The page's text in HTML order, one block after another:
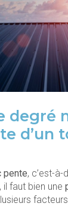
degré
d’un
pente, c’est-
faut bien une